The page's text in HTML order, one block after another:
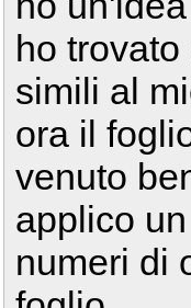
ho
simili al
ora il
venuto
applico
numeri di